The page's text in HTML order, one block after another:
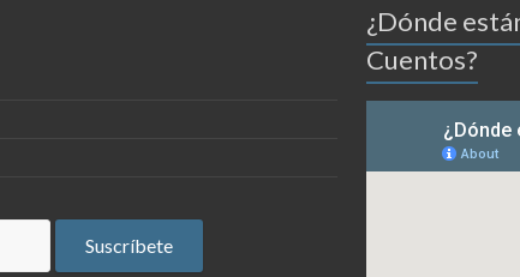
¿Dónde
Cuentos?